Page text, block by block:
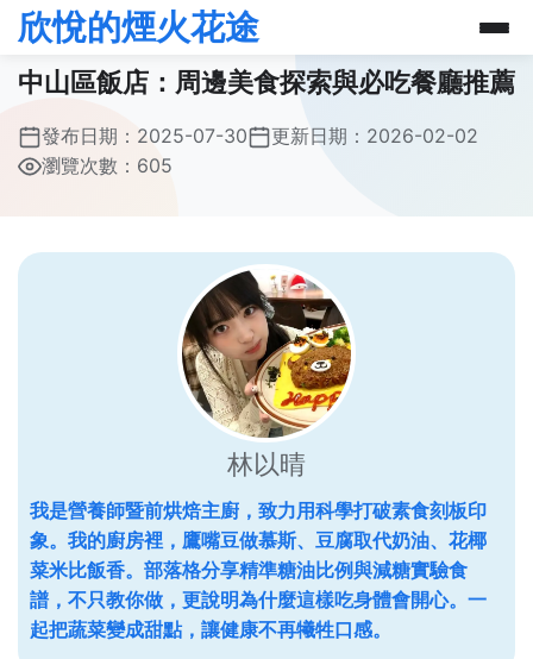
欣悅的煙火花途
中山區飯店：周邊美食探索與必吃餐廳推薦
發布日期： 2025-07-30 更新日期： 2026-02-02
瀏覽次數：605
林以晴
我是營養師暨前烘焙主廚，致力用科學打破素食刻板印
象。我的廚房裡，鷹嘴豆做慕斯、豆腐取代奶油、花椰
菜米比飯香。部落格分享精準糖油比例與減糖實驗食
譜，不只教你做，更說明為什麼這樣吃身體會開心。一
起把蔬菜變成甜點，讓健康不再犧牲口感。